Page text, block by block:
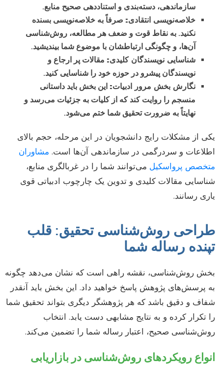
سازماندهی، دسته‌بندی و استناددهی صحیح منابع.
خلاصه‌نویسی انتقادی: صرفاً به خلاصه‌نویسی بسنده
نکنید. به نقاط قوت و ضعف هر مطالعه، روش‌شناسی
آن‌ها، و چگونگی ارتباطشان با موضوع شما بیندیشید.
شناسایی نویسندگان کلیدی: مقالات پر ارجاع و
نویسندگان پیشرو در حوزه خود را شناسایی کنید.
نگارش بخش مرور ادبیات: این بخش باید داستانی
منسجم را روایت کند که از کلیات به جزئیات می‌رسد و
نهایتاً به ضرورت تحقیق شما ختم می‌شود.
یکی از مشکلات رایج دانشجویان در این مرحله، حجم بالای
اطلاعات و سردرگمی در سازماندهی آن‌ها است. مشاوران
متخصص پرواسکیل می‌توانند شما را در غربالگری منابع،
شناسایی مقالات کلیدی و تدوین یک چارچوب ادبیاتی قوی
یاری رسانند.
طراحی روش‌شناسی تحقیق: قلب
تپنده رساله شما
بخش روش‌شناسی، نقشه راهی است که نشان می‌دهد چگونه
به پرسش‌های پژوهش پاسخ خواهید داد. این بخش باید آنقدر
شفاف و دقیق باشد که هر پژوهشگر دیگری بتواند تحقیق شما
را تکرار کرده و به نتایج مشابهی دست یابد. انتخاب
روش‌شناسی صحیح، اعتبار رساله شما را تضمین می‌کند.
انواع رویکردهای روش‌شناسی در بازاریابی